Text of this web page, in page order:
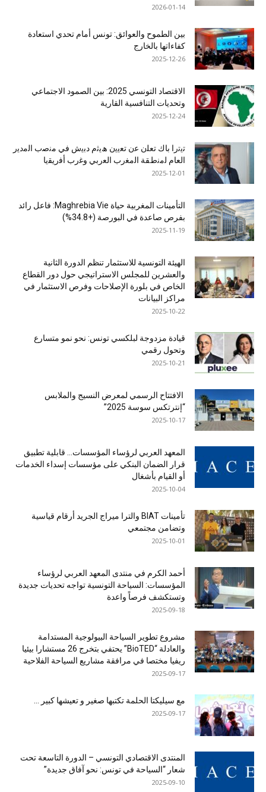
2026-01-14
بين الطموح والعوائق: تونس أمام تحدي استعادة
كفاءاتها بالخارج
2025-12-26
الاقتصاد التونسي 2025: بين الصمود الاجتماعي
وتحديات التنافسية القارية
2025-12-24
ﺗﯾﺗرا ﺑﺎك ﺗﻌﻠن ﻋن ﺗﻌﯾﯾن ھﯾﺛم دﺑﯾش ﻓﻲ ﻣﻧﺻب اﻟﻣدﯾر
اﻟﻌﺎم ﻟﻣﻧطﻘﺔ اﻟﻣﻐرب اﻟﻌرﺑﻲ وﻏرب أﻓرﯾﻘﯾﺎ
2025-12-01
التأمينات المغربية حياة Maghrebia Vie: فاعل رائد
بفرص صاعدة في البورصة (+34.8%)
2025-11-19
الهيئة التونسية للاستثمار تنظم الدورة الثانية
والعشرين للمجلس الاستراتيجي حول دور القطاع
الخاص في بلورة الإصلاحات وفرص الاستثمار في
مراكز البيانات
2025-10-22
قيادة مزدوجة لبلكسي تونس: نحو نمو متسارع
وتحول رقمي
2025-10-21
الافتتاح الرسمي لمعرض النسيج والملابس
“إنترتكس سوسة 2025”
2025-10-17
المعهد العربي لرؤساء المؤسسات… قابلية تطبيق
قرار الضمان البنكي على مؤسسات إسداء الخدمات
أو القيام بأشغال
2025-10-04
تأمينات BIAT والترا ميراج الجريد أرقام قياسية
وتضامن مجتمعي
2025-10-01
أحمد الكرم في منتدى المعهد العربي لرؤساء
المؤسسات: السياحة التونسية تواجه تحديات جديدة
وتستكشف فرصاً واعدة
2025-09-18
مشروع تطوير السياحة البيولوجية المستدامة
والعادلة “BioTED” يحتفي بتخرج 26 مستشارا بيئيا
ريفيا مختصا في مرافقة مشاريع السياحة الفلاحية
2025-09-17
مع سيليكتا الحلمة تكتبها صغير و تعيشها كبير …
2025-09-17
المنتدى الاقتصادي التونسي – الدورة التاسعة تحت
شعار “السياحة في تونس: نحو آفاق جديدة”
2025-09-10